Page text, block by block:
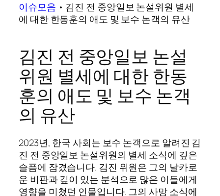
이슈모음 • 김진 전 중앙일보 논설위원 별세
에 대한 한동훈의 애도 및 보수 논객의 유산
김진 전 중앙일보 논설
위원 별세에 대한 한동
훈의 애도 및 보수 논객
의 유산
2023년, 한국 사회는 보수 논객으로 알려진 김
진 전 중앙일보 논설위원의 별세 소식에 깊은
슬픔에 잠겼습니다. 김진 위원은 그의 날카로
운 비판과 깊이 있는 분석으로 많은 이들에게
영향을 미쳤던 인물입니다. 그의 사망 소식에